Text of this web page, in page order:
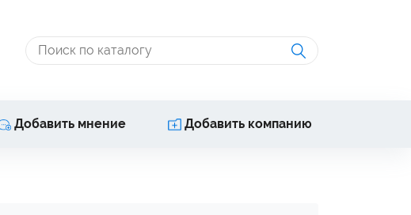
Добавить мнение Добавить компанию